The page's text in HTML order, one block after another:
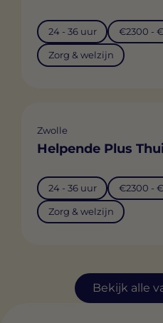
Bekijk alle
24 - 36 uur €2300 -
Zorg & welzijn
Zwolle
Helpende Plus
24 - 36 uur €2300 -
Zorg & welzijn